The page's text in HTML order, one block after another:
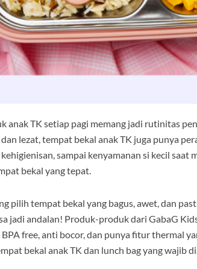
anak TK setiap pagi memang jadi rutinitas
lezat, tempat bekal anak TK juga punya
sampai kenyamanan si kecil saat
bekal yang tepat.
pilih tempat bekal yang bagus, awet, dan
jadi andalan! Produk-produk dari GabaG
free, anti bocor, dan punya fitur thermal
bekal anak TK dan lunch bag yang wajib